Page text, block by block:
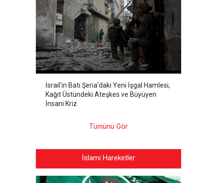
İsrail’in Batı Şeria’daki Yeni İşgal Hamlesi,
Kağıt Üstündeki Ateşkes ve Büyüyen
İnsani Kriz
Tümünü Gör
İslami Hareketler